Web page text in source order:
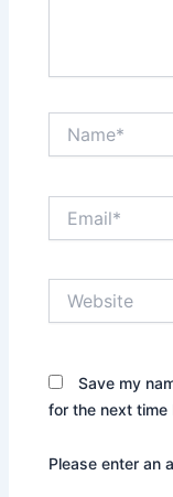
Save my
for the next time
Please enter an